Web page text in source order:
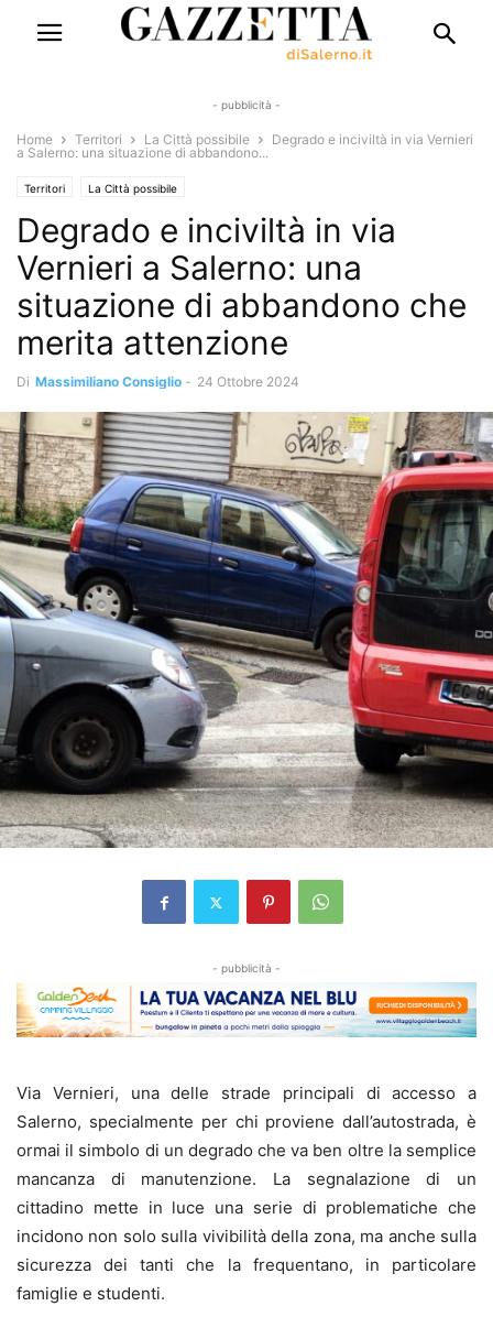
- pubblicità -
Home Territori La Città possibile
Degrado e inciviltà in via Vernieri
a Salerno: una situazione di abbandono...
Territori La Città possibile
Degrado e inciviltà in via
Vernieri a Salerno: una
situazione di abbandono che
merita attenzione
Di Massimiliano Consiglio - 24 Ottobre 2024
- pubblicità -
Via Vernieri, una delle strade principali di accesso a
Salerno, specialmente per chi proviene dall’autostrada, è
ormai il simbolo di un degrado che va ben oltre la semplice
mancanza di manutenzione. La segnalazione di un
cittadino mette in luce una serie di problematiche che
incidono non solo sulla vivibilità della zona, ma anche sulla
sicurezza dei tanti che la frequentano, in particolare
famiglie e studenti.